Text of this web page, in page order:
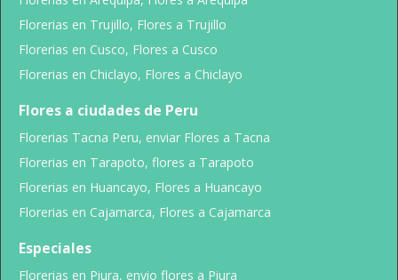
Florerias en Trujillo, Flores a Trujillo
Florerias en Cusco, Flores a Cusco
Florerias en Chiclayo, Flores a Chiclayo
Flores a ciudades de Peru
Florerias Tacna Peru, enviar Flores a Tacna
Florerias en Tarapoto, flores a Tarapoto
Florerias en Huancayo, Flores a Huancayo
Florerias en Cajamarca, Flores a Cajamarca
Especiales
Florerias en Piura, envio flores a Piura